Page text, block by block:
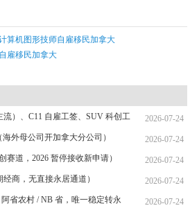
算机图形技师自雇移民加拿大
雇移民加拿大
2026-07-24
）、C11 自雇工签、SUV 科创工
2026-07-24
外母公司开加拿大分公司）
2026-07-24
道，2026 暂停接收新申请）
2026-07-24
商，无直接永居通道）
2026-07-24
省农村 / NB 省，唯一稳定转永